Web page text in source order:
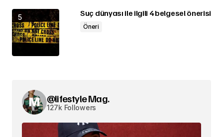
Suç dünyası ile ilgili 4 belgesel önerisi
Öneri
@lifestyle Mag.
127k Followers